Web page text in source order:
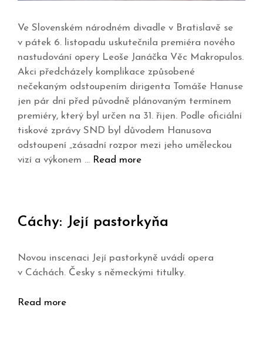
Ve Slovenském národném divadle v Bratislavě se
v pátek 6. listopadu uskutečnila premiéra nového
nastudování opery Leoše Janáčka Věc Makropulos.
Akci předcházely komplikace způsobené
nečekaným odstoupením dirigenta Tomáše Hanuse
jen pár dní před původně plánovaným termínem
premiéry, který byl určen na 31. řijen. Podle oficiální
tiskové zprávy SND byl důvodem Hanusova
odstoupení „zásadní rozpor mezi jeho uměleckou
vizí a výkonem … Read more
Cáchy: Její pastorkyňa
Novou inscenaci Její pastorkyně uvádí opera
v Cáchách. Česky s německými titulky.
Read more